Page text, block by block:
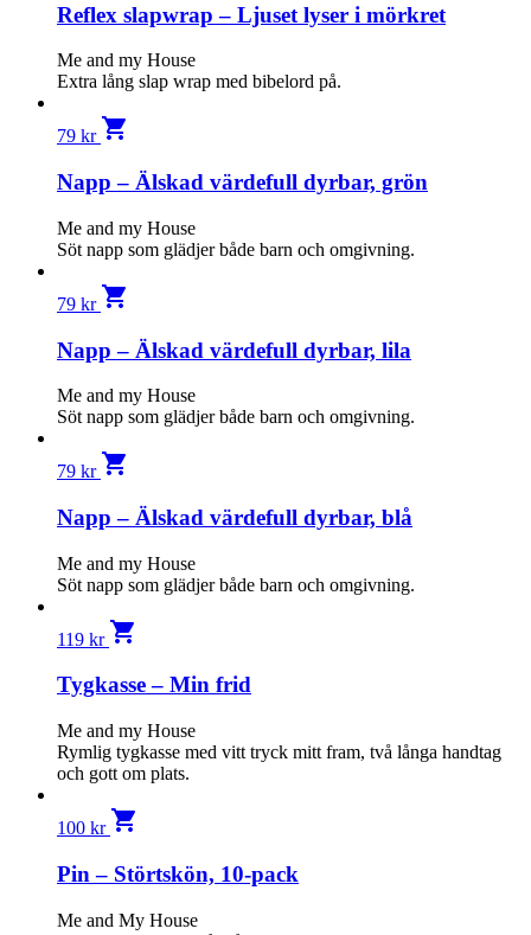
Reflex slapwrap – Ljuset lyser i mörkret
Me and my House
Extra lång slap wrap med bibelord på.
79 kr shopping_cart
Napp – Älskad värdefull dyrbar, grön
Me and my House
Söt napp som glädjer både barn och omgivning.
79 kr shopping_cart
Napp – Älskad värdefull dyrbar, lila
Me and my House
Söt napp som glädjer både barn och omgivning.
79 kr shopping_cart
Napp – Älskad värdefull dyrbar, blå
Me and my House
Söt napp som glädjer både barn och omgivning.
119 kr shopping_cart
Tygkasse – Min frid
Me and my House
Rymlig tygkasse med vitt tryck mitt fram, två långa handtag
och gott om plats.
100 kr shopping_cart
Pin – Störtskön, 10-pack
Me and My House